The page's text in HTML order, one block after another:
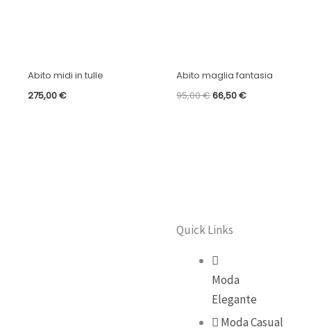
Abito midi in tulle
275,00€
Abito maglia fantasia
95,00€66,50€
Quick Links
Moda
Elegante
Moda Casual